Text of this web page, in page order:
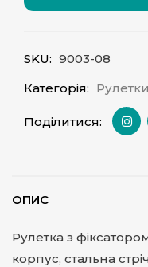
SKU: 9003-08
Категорія: Рулетки
Поділитися:
ОПИС
Рулетка з
корпус, стальна